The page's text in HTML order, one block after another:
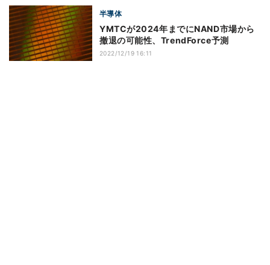
半導体
YMTCが2024年までにNAND市場から
撤退の可能性、TrendForce予測
2022/12/19 16:11